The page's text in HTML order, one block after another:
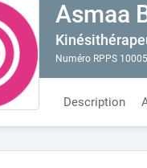
Asmaa
Numéro RPPS
Description